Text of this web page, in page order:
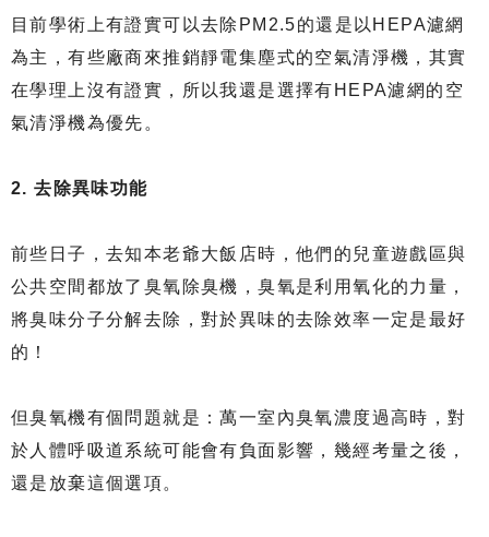
目前學術上有證實可以去除PM2.5的還是以HEPA濾網
為主，有些廠商來推銷靜電集塵式的空氣清淨機，其實
在學理上沒有證實，所以我還是選擇有HEPA濾網的空
氣清淨機為優先。
2. 去除異味功能
前些日子，去知本老爺大飯店時，他們的兒童遊戲區與
公共空間都放了臭氧除臭機，臭氧是利用氧化的力量，
將臭味分子分解去除，對於異味的去除效率一定是最好
的！
但臭氧機有個問題就是：萬一室內臭氧濃度過高時，對
於人體呼吸道系統可能會有負面影響，幾經考量之後，
還是放棄這個選項。